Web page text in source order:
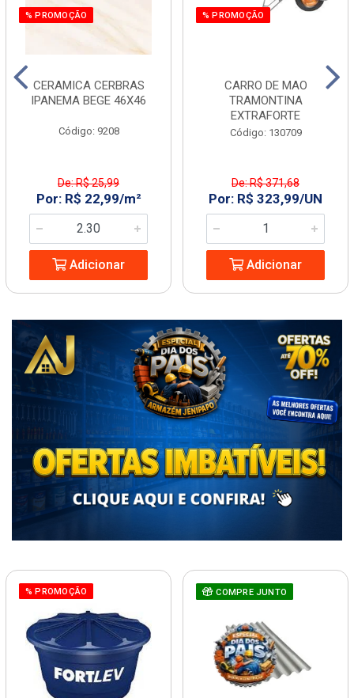
% PROMOÇÃO
CERAMICA CERBRAS
IPANEMA BEGE 46X46
Código: 9208
De: R$ 25,99
Por: R$ 22,99/m²
Adicionar
% PROMOÇÃO
CARRO DE MAO
TRAMONTINA
EXTRAFORTE
Código: 130709
De: R$ 371,68
Por: R$ 323,99/UN
Adicionar
% PROMOÇÃO COMPRE JUNTO